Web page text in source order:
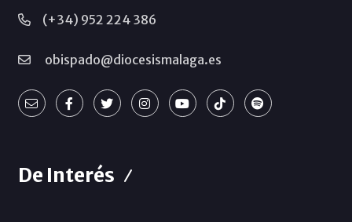
(+34) 952 224 386
obispado@diocesismalaga.es
De Interés